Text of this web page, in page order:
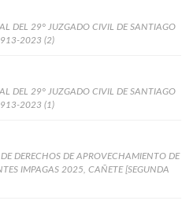
DEL 29° JUZGADO CIVIL DE SANTIAGO
2023 (2)
DEL 29° JUZGADO CIVIL DE SANTIAGO
2023 (1)
DERECHOS DE APROVECHAMIENTO DE
IMPAGAS 2025, CAÑETE [SEGUNDA